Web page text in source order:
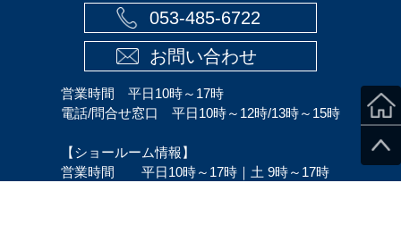
053-485-6722
お問い合わせ
営業時間 平日10時～17時
電話/問合せ窓口 平日10時～12時/13時～15時
【ショールーム情報】
営業時間 平日10時～17時｜土 9時～17時